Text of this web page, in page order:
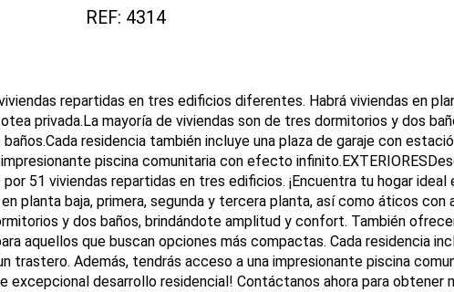
REF: 4314
repartidas en tres edificios diferentes. Habrá viviendas en
privada.La mayoría de viviendas son de tres dormitorios y dos
residencia también incluye una plaza de garaje con
piscina comunitaria con efecto
51 viviendas repartidas en tres edificios. ¡Encuentra tu hogar ideal
planta baja, primera, segunda y tercera planta, así como áticos con
y dos baños, brindándote amplitud y confort. También
aquellos que buscan opciones más compactas. Cada residencia
trastero. Además, tendrás acceso a una impresionante piscina
excepcional desarrollo residencial! Contáctanos ahora para obtener